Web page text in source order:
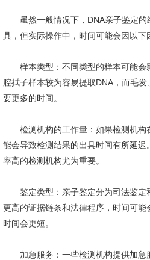
虽然一般情况下，DNA亲子鉴定的
具，但实际操作中，时间可能会因以下
样本类型：不同类型的样本可能会
腔拭子样本较为容易提取DNA，而毛
要更多的时间。
检测机构的工作量：如果检测机构
能会导致检测结果的出具时间有所延
率高的检测机构尤为重要。
鉴定类型：亲子鉴定分为司法鉴定
更高的证据链条和法律程序，时间可能
时间会更短。
加急服务：一些检测机构提供加急